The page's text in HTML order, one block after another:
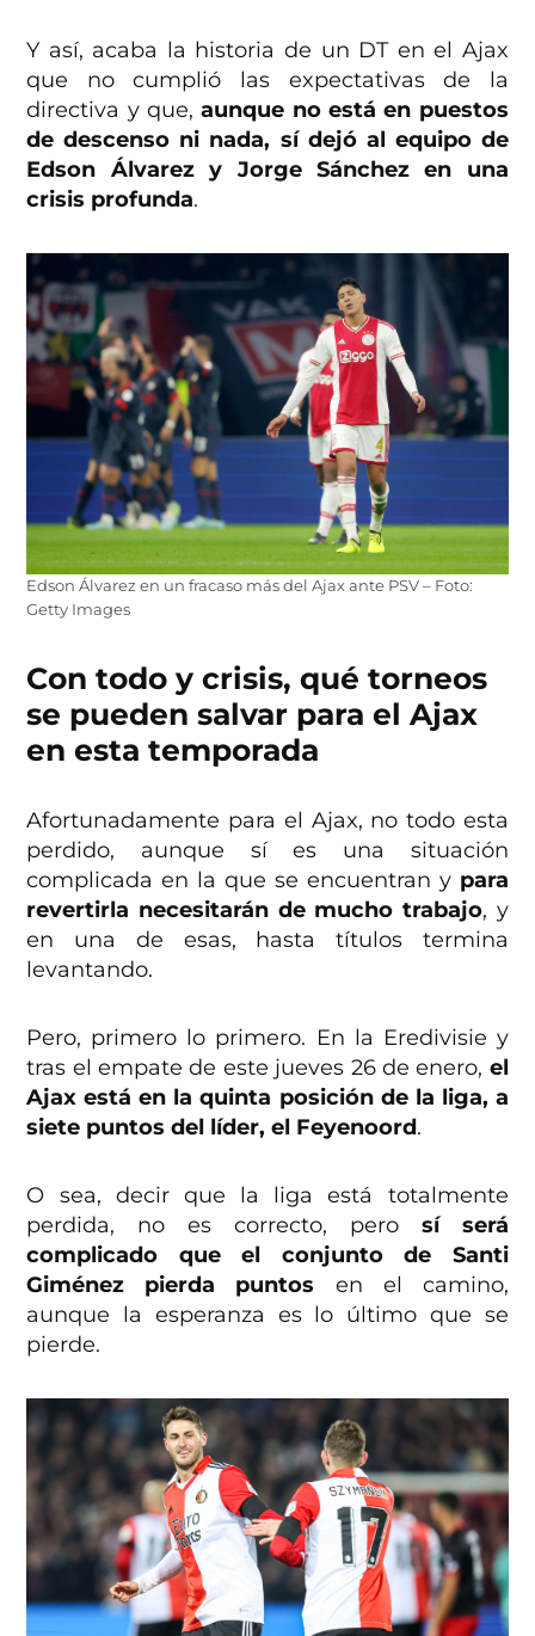
Y así, acaba la historia de un DT en el Ajax
que no cumplió las expectativas de la
directiva y que,aunque no está en puestos
de descenso ni nada, sí dejó al equipo de
Edson Álvarez y Jorge Sánchez en una
crisis profunda.
Edson Álvarez en un fracaso más del Ajax ante PSV – Foto:
Getty Images
Con todo y crisis, qué torneos
se pueden salvar para el Ajax
en esta temporada
Afortunadamente para el Ajax, no todo esta
perdido, aunque sí es una situación
complicada en la que se encuentran ypara
revertirla necesitarán de mucho trabajo, y
en una de esas, hasta títulos termina
levantando.
Pero, primero lo primero. En la Eredivisie y
tras el empate de este jueves 26 de enero, el
Ajax está en la quinta posición de la liga, a
siete puntos del líder, el Feyenoord.
O sea, decir que la liga está totalmente
perdida, no es correcto, pero sí será
complicado que el conjunto de Santi
Giménez pierda puntos en el camino,
aunque la esperanza es lo último que se
pierde.